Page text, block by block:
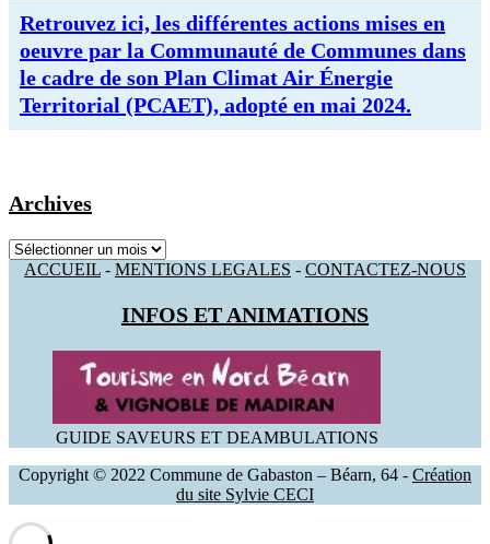
Retrouvez ici, les différentes actions mises en
oeuvre par la Communauté de Communes dans
le cadre de son Plan Climat Air Énergie
Territorial (PCAET), adopté en mai 2024.
Archives
Archives
ACCUEIL - MENTIONS LEGALES - CONTACTEZ-NOUS
INFOS ET ANIMATIONS
GUIDE SAVEURS ET DEAMBULATIONS
Copyright © 2022 Commune de Gabaston – Béarn, 64 - Création
du site Sylvie CECI